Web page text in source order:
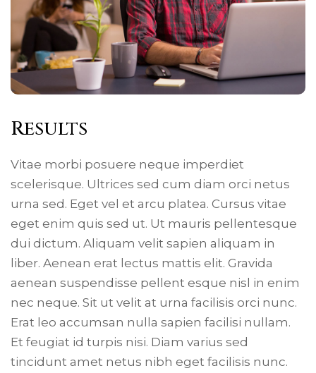
Results
Vitae morbi posuere neque imperdiet
scelerisque. Ultrices sed cum diam orci netus
urna sed. Eget vel et arcu platea. Cursus vitae
eget enim quis sed ut. Ut mauris pellentesque
dui dictum. Aliquam velit sapien aliquam in
liber. Aenean erat lectus mattis elit. Gravida
aenean suspendisse pellent esque nisl in enim
nec neque. Sit ut velit at urna facilisis orci nunc.
Erat leo accumsan nulla sapien facilisi nullam.
Et feugiat id turpis nisi. Diam varius sed
tincidunt amet netus nibh eget facilisis nunc.